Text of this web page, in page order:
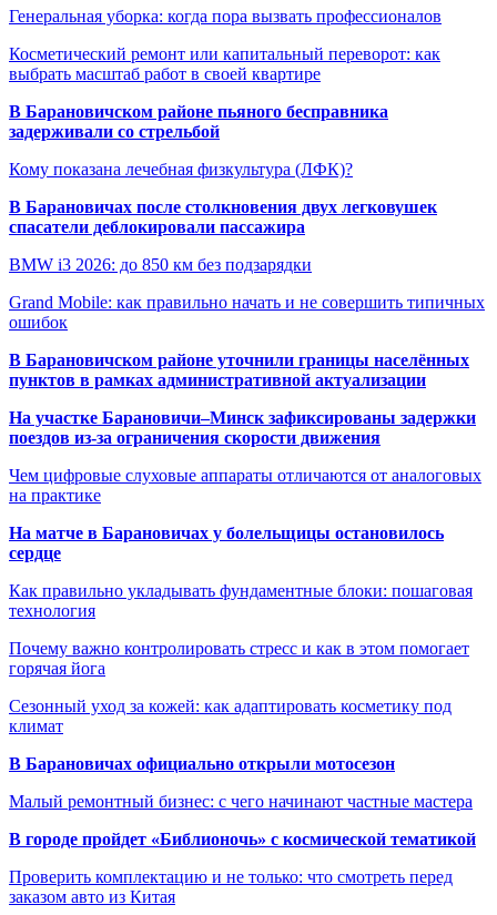
Генеральная уборка: когда пора вызвать профессионалов
Косметический ремонт или капитальный переворот: как
выбрать масштаб работ в своей квартире
В Барановичском районе пьяного бесправника
задерживали со стрельбой
Кому показана лечебная физкультура (ЛФК)?
В Барановичах после столкновения двух легковушек
спасатели деблокировали пассажира
BMW i3 2026: до 850 км без подзарядки
Grand Mobile: как правильно начать и не совершить типичных
ошибок
В Барановичском районе уточнили границы населённых
пунктов в рамках административной актуализации
На участке Барановичи–Минск зафиксированы задержки
поездов из-за ограничения скорости движения
Чем цифровые слуховые аппараты отличаются от аналоговых
на практике
На матче в Барановичах у болельщицы остановилось
сердце
Как правильно укладывать фундаментные блоки: пошаговая
технология
Почему важно контролировать стресс и как в этом помогает
горячая йога
Сезонный уход за кожей: как адаптировать косметику под
климат
В Барановичах официально открыли мотосезон
Малый ремонтный бизнес: с чего начинают частные мастера
В городе пройдет «Библионочь» с космической тематикой
Проверить комплектацию и не только: что смотреть перед
заказом авто из Китая